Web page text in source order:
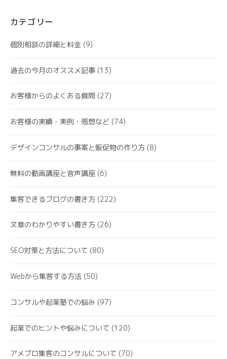
カテゴリー
個別相談の詳細と料金 (9)
過去の今月のオススメ記事 (13)
お客様からのよくある質問 (27)
お客様の実績・実例・感想など (74)
デザインコンサルの事案と販促物の作り方 (8)
無料の動画講座と音声講座 (6)
集客できるブログの書き方 (222)
文章のわかりやすい書き方 (26)
SEO対策と方法について (80)
Webから集客する方法 (50)
コンサルや起業塾での悩み (97)
起業でのヒントや悩みについて (120)
アメブロ集客のコンサルについて (70)